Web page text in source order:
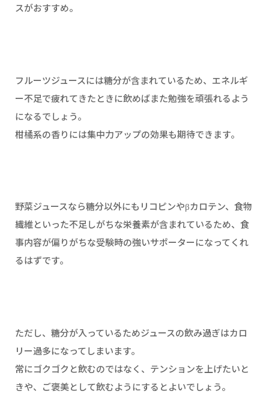
スがおすすめ。
フルーツジュースには糖分が含まれているため、エネルギ
ー不足で疲れてきたときに飲めばまた勉強を頑張れるよう
になるでしょう。
柑橘系の香りには集中力アップの効果も期待できます。
野菜ジュースなら糖分以外にもリコピンやβカロテン、食物
繊維といった不足しがちな栄養素が含まれているため、食
事内容が偏りがちな受験時の強いサポーターになってくれ
るはずです。
ただし、糖分が入っているためジュースの飲み過ぎはカロ
リー過多になってしまいます。
常にゴクゴクと飲むのではなく、テンションを上げたいと
きや、ご褒美として飲むようにするとよいでしょう。